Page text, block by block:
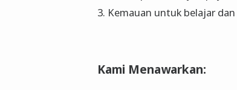
3. Kemauan untuk belajar
Kami Menawarkan: